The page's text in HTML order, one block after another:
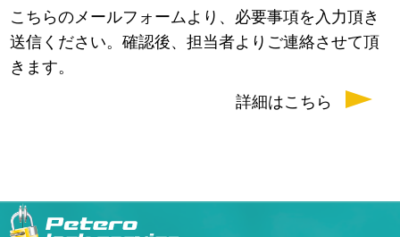
こちらのメールフォームより、必要事項を入力頂き
送信ください。確認後、担当者よりご連絡させて頂
きます。
詳細はこちら